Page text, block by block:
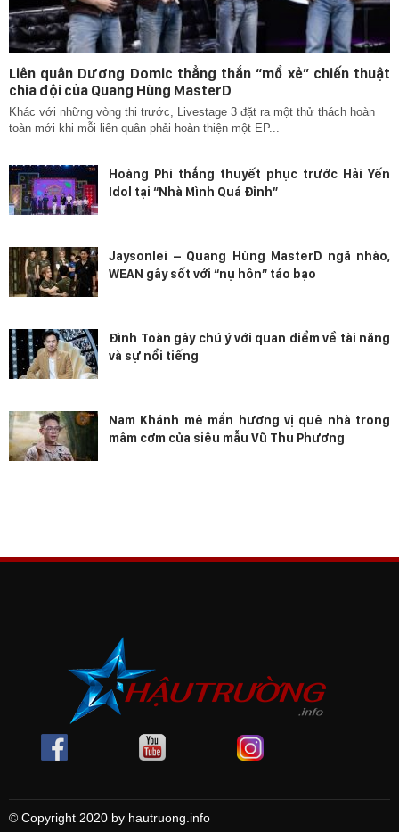
Liên quân Dương Domic thẳng thắn “mổ xẻ” chiến thuật
chia đội của Quang Hùng MasterD
Khác với những vòng thi trước, Livestage 3 đặt ra một thử thách hoàn
toàn mới khi mỗi liên quân phải hoàn thiện một EP...
Hoàng Phi thắng thuyết phục trước Hải Yến
Idol tại “Nhà Mình Quá Đỉnh”
Jaysonlei – Quang Hùng MasterD ngã nhào,
WEAN gây sốt với “nụ hôn” táo bạo
Đình Toàn gây chú ý với quan điểm về tài năng
và sự nổi tiếng
Nam Khánh mê mẩn hương vị quê nhà trong
mâm cơm của siêu mẫu Vũ Thu Phương
© Copyright 2020 by hautruong.info